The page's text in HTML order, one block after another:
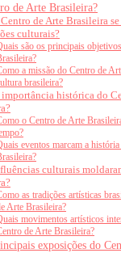
de Arte Brasileira?
de Arte Brasileira
culturais?
são os principais
a missão do Centro de
brasileira?
importância histórica do
o Centro de Arte
eventos marcam a
culturais
as tradições artísticas
Arte Brasileira?
movimentos artísticos
de Arte Brasileira?
exposições do